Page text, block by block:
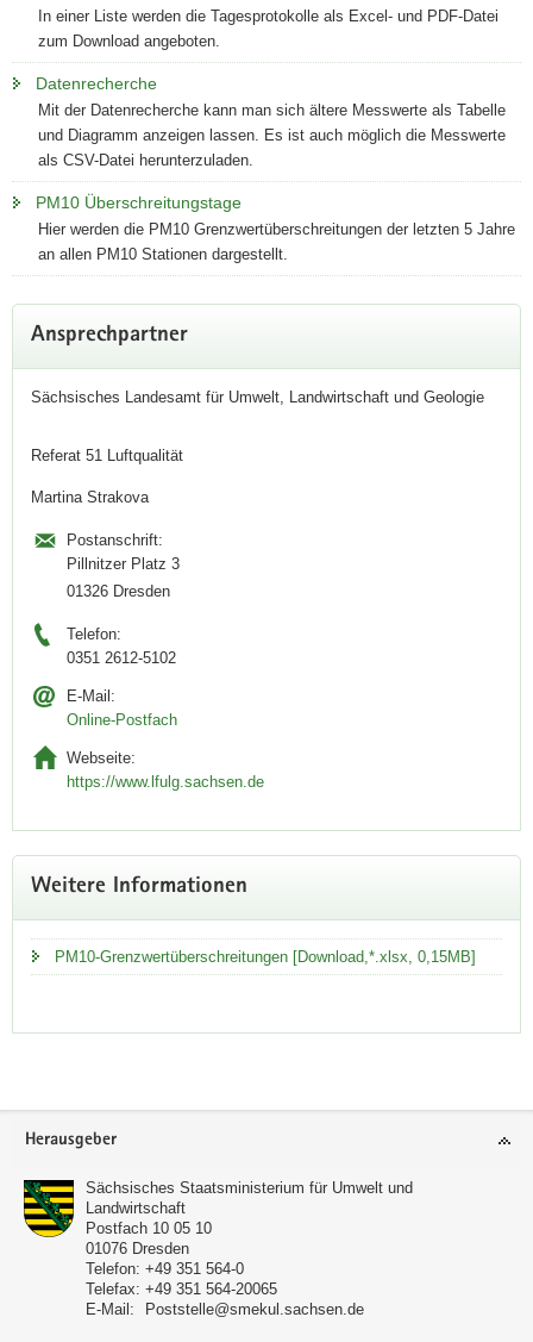
In einer Liste werden die Tagesprotokolle als Excel- und PDF-Datei
zum Download angeboten.
Datenrecherche
Mit der Datenrecherche kann man sich ältere Messwerte als Tabelle
und Diagramm anzeigen lassen. Es ist auch möglich die Messwerte
als CSV-Datei herunterzuladen.
PM10 Überschreitungstage
Hier werden die PM10 Grenzwertüberschreitungen der letzten 5 Jahre
an allen PM10 Stationen dargestellt.
Information
Ansprechpartner
Sächsisches Landesamt für Umwelt, Landwirtschaft und Geologie
Referat 51 Luftqualität
Martina Strakova
Postanschrift:
Pillnitzer Platz 3
01326 Dresden
Telefon:
0351 2612-5102
E-Mail:
Online-Postfach
Webseite:
https://www.lfulg.sachsen.de
Weitere Informationen
PM10-Grenzwertüberschreitungen [Download,*.xlsx, 0,15MB]
Service
Herausgeber
Sächsisches Staatsministerium für Umwelt und
Landwirtschaft
Postfach 10 05 10
01076 Dresden
Telefon: +49 351 564-0
Telefax: +49 351 564-20065
E-Mail:
Poststelle@smekul.sachsen.de